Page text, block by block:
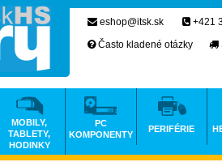
eshop@itsk.sk +421
Často kladené otázky
MOBILY,
TABLETY,
HODINKY
PC
KOMPONENTY
PERIFÉRIE